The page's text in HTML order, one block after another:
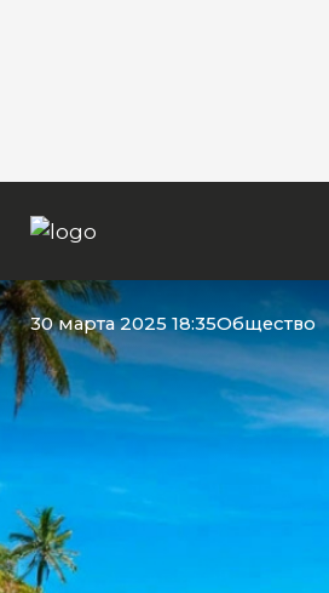
30 марта 2025 18:35Общество